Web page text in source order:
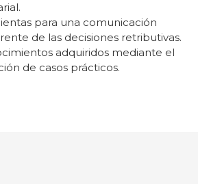
para una comunicación
de las decisiones retributivas.
adquiridos mediante el
de casos prácticos.